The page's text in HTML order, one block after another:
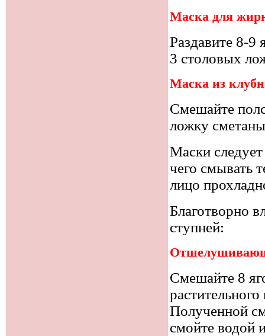
Маска для
Раздавите 8-9
3 столовых
Маска из
Смешайте
ложку
Маски
чего смывать
лицо
Благотворно
ступней:
Смешайте 8
Полученной
смойте водой